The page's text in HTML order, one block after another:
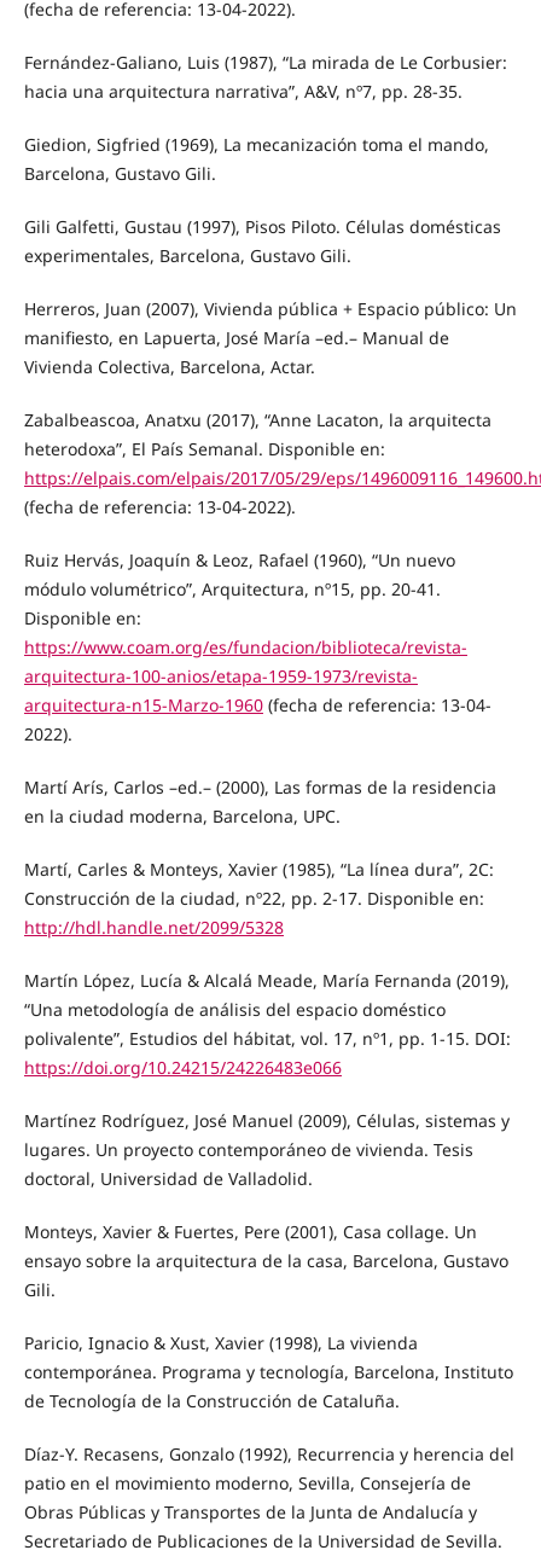
(fecha de referencia: 13-04-2022).
Fernández-Galiano, Luis (1987), “La mirada de Le Corbusier:
hacia una arquitectura narrativa”, A&V, nº7, pp. 28-35.
Giedion, Sigfried (1969), La mecanización toma el mando,
Barcelona, Gustavo Gili.
Gili Galfetti, Gustau (1997), Pisos Piloto. Células domésticas
experimentales, Barcelona, Gustavo Gili.
Herreros, Juan (2007), Vivienda pública + Espacio público: Un
manifiesto, en Lapuerta, José María –ed.– Manual de
Vivienda Colectiva, Barcelona, Actar.
Zabalbeascoa, Anatxu (2017), “Anne Lacaton, la arquitecta
heterodoxa”, El País Semanal. Disponible en:
https://elpais.com/elpais/2017/05/29/eps/
(fecha de referencia: 13-04-2022).
Ruiz Hervás, Joaquín & Leoz, Rafael (1960), “Un nuevo
módulo volumétrico”, Arquitectura, nº15, pp. 20-41.
Disponible en:
https://www.coam.org/es/fundacion/biblioteca/revista-
arquitectura-100-anios/etapa-1959-1973/revista-
arquitectura-n15-Marzo-1960(fecha de referencia: 13-04-
2022).
Martí Arís, Carlos –ed.– (2000), Las formas de la residencia
en la ciudad moderna, Barcelona, UPC.
Martí, Carles & Monteys, Xavier (1985), “La línea dura”, 2C:
Construcción de la ciudad, nº22, pp. 2-17. Disponible en:
http://hdl.handle.net/2099/5328
Martín López, Lucía & Alcalá Meade, María Fernanda (2019),
“Una metodología de análisis del espacio doméstico
polivalente”, Estudios del hábitat, vol. 17, nº1, pp. 1-15. DOI:
https://doi.org/10.24215/24226483e066
Martínez Rodríguez, José Manuel (2009), Células, sistemas y
lugares. Un proyecto contemporáneo de vivienda. Tesis
doctoral, Universidad de Valladolid.
Monteys, Xavier & Fuertes, Pere (2001), Casa collage. Un
ensayo sobre la arquitectura de la casa, Barcelona, Gustavo
Gili.
Paricio, Ignacio & Xust, Xavier (1998), La vivienda
contemporánea. Programa y tecnología, Barcelona, Instituto
de Tecnología de la Construcción de Cataluña.
Díaz-Y. Recasens, Gonzalo (1992), Recurrencia y herencia del
patio en el movimiento moderno, Sevilla, Consejería de
Obras Públicas y Transportes de la Junta de Andalucía y
Secretariado de Publicaciones de la Universidad de Sevilla.